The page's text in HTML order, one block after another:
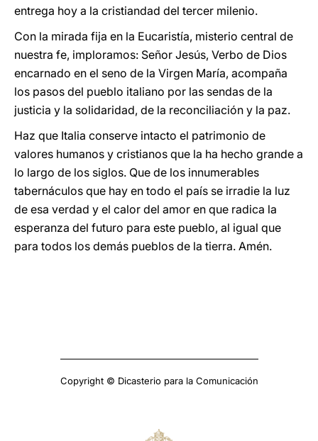
entrega hoy a la cristiandad del tercer milenio.
Con la mirada fija en la Eucaristía, misterio central de
nuestra fe, imploramos: Señor Jesús, Verbo de Dios
encarnado en el seno de la Virgen María, acompaña
los pasos del pueblo italiano por las sendas de la
justicia y la solidaridad, de la reconciliación y la paz.
Haz que Italia conserve intacto el patrimonio de
valores humanos y cristianos que la ha hecho grande a
lo largo de los siglos. Que de los innumerables
tabernáculos que hay en todo el país se irradie la luz
de esa verdad y el calor del amor en que radica la
esperanza del futuro para este pueblo, al igual que
para todos los demás pueblos de la tierra. Amén.
Copyright © Dicasterio para la Comunicación